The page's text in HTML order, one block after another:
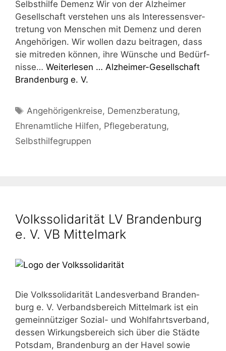
Selbst­hil­fe Demenz Wir von der Alz­hei­mer
Gesell­schaft ver­ste­hen uns als Inter­es­sens­ver­
tre­tung von Men­schen mit Demenz und deren
Ange­hö­ri­gen. Wir wol­len dazu bei­tra­gen, dass
sie mit­re­den kön­nen, ihre Wün­sche und Bedürf­
nis­se… Wei­ter­le­sen … Alz­hei­mer-Gesell­schaft
Bran­den­burg e. V.
Schlagwörter
Angehörigenkreise, Demenzberatung,
Ehrenamtliche Hilfen, Pflegeberatung,
Selbsthilfegruppen
Volkssolidarität LV Brandenburg
e. V. VB Mittelmark
Die Volks­so­li­da­ri­tät Lan­des­ver­band Bran­den­
burg e. V. Ver­bands­be­reich Mit­tel­mark ist ein
gemein­nüt­zi­ger Sozi­al- und Wohl­fahrts­ver­band,
des­sen Wir­kungs­be­reich sich über die Städ­te
Pots­dam, Bran­den­burg an der Havel sowie